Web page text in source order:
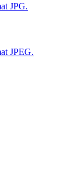
JPG.
JPEG.